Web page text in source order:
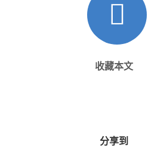
收藏本文
分享到